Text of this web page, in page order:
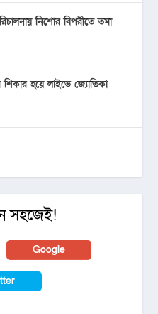
নিশোর বিপরীতে তমা
হয়ে লাইভে জ্যোতিকা
সহজেই!
Google